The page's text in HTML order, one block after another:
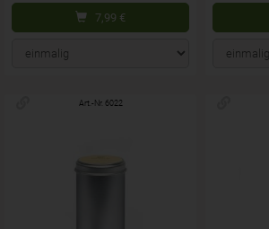
7,99 €
Art.-Nr. 6022